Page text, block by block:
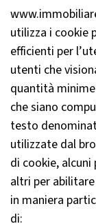
utilizza i cookie
efficienti per
utenti che
quantità
che siano
testo
utilizzate dal
di cookie, alcuni
altri per
in maniera
di: